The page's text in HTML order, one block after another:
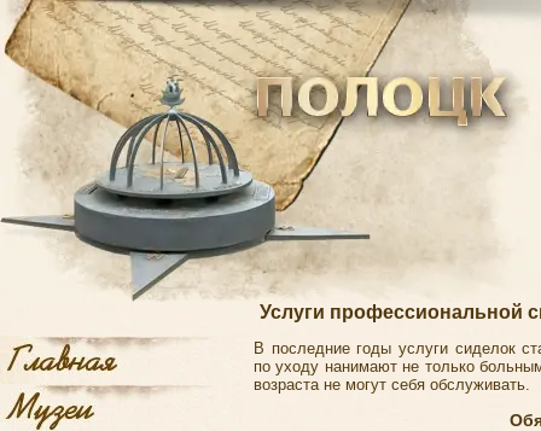
Услуги профессиональной
В последние годы услуги сиделок
по уходу нанимают не только
возраста не могут себя обслуживать.